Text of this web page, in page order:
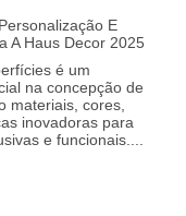
E
A Haus Decor 2025
é um
na concepção de
materiais, cores,
inovadoras para
e funcionais.